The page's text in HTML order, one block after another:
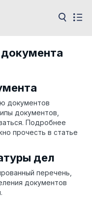
документа
документов
документов,
Подробнее
прочесть в статье
дел
перечень,
документов